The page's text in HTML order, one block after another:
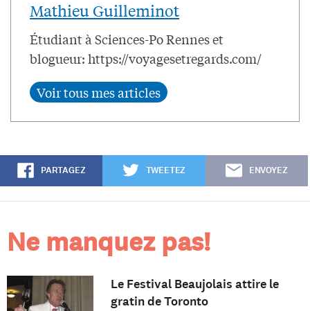
Mathieu Guilleminot
Étudiant à Sciences-Po Rennes et
blogueur: https://voyagesetregards.com/
PARTAGEZ TWEETEZ ENVOYEZ
Ne manquez pas!
Le Festival Beaujolais attire le
gratin de Toronto